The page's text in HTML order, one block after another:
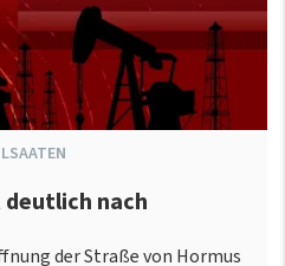
nach
der Straße von Hormus